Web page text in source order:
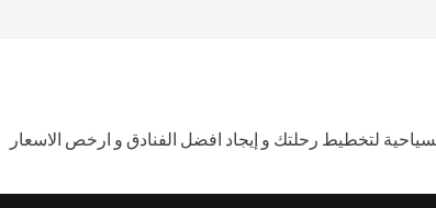
لتخطيط رحلتك و إيجاد افضل الفنادق و ارخص الاسعار